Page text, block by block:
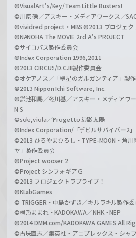
©VisualArt's/Key/Team Little Busters!
©川原 礫／アスキー・メディアワークス／
©vividred project・MBS ©2013 プロジェク
©NANOHA The MOVIE 2nd A's PROJECT
©サイコパス製作委員会
©Index Corporation 1996,2011
©2013 CIRCUS/D.C.III製作委員会
©オケアノス／「翠星のガルガンティア」製
©2013 Nippon Ichi Software, Inc.
©鎌池和馬／冬川基／アスキー・メディアワ
N S
©sole;viola／Progetto 幻影太陽
©Index Corporation/「デビルサバイバー2」
©2013 ひろやまひろし・TYPE-MOON・角
ヤ」製作委員会
©Project wooser 2
©Project シンフォギアＧ
©2013 プロジェクトラブライブ！
©KLabGames
© TRIGGER・中島かずき／キルラキル製作委
©橙乃ままれ・KADOKAWA／NHK・NEP
©2014 DMM.com/KADOKAWA GAMES All
©古味直志／集英社・アニプレックス・シャ